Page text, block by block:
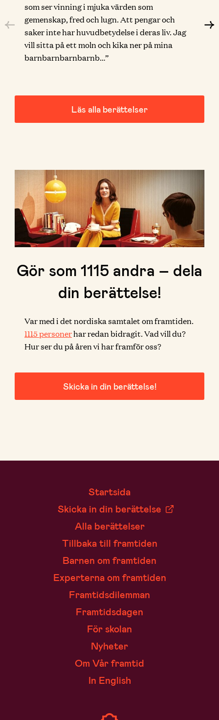
som ser vinning i mjuka värden som
gemenskap, fred och lugn. Att pengar och
saker inte har huvudbetydelse i deras liv. Jag
vill sitta på ett moln och kika ner på mina
barnbarnbarnbarnb…”
Läs alla berättelser
Gör som 1115 andra – dela
din berättelse!
Var med i det nordiska samtalet om framtiden.
1115personerhar redan bidragit. Vad vill du?
Hur ser du på åren vi har framför oss?
Skicka in din berättelse!
Startsida
Skicka in din berättelse
Alla berättelser
Tillbaka till framtiden
Barnen om framtiden
Experterna om framtiden
Framtidsdilemman
Framtidsdagen
För skolan
Nyheter
Om Vår framtid
In English